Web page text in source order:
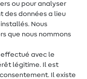
ou pour analyser
des données a lieu
Nous
que nous nommons
avec le
légitime. Il est
Il existe